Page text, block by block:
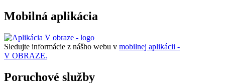
Mobilná aplikácia
Sledujte informácie z nášho webu v mobilnej aplikácii -
V OBRAZE.
Poruchové služby